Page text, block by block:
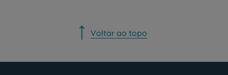
Voltar ao topo